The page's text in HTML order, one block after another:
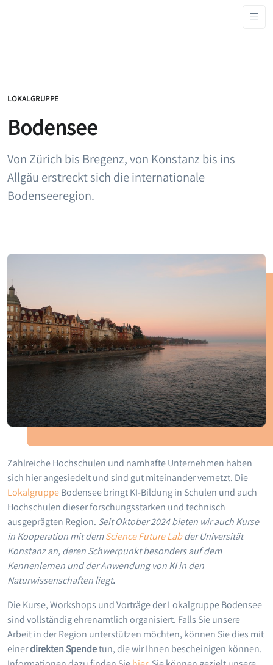
LOKALGRUPPE
Bodensee
Von Zürich bis Bregenz, von Konstanz bis ins
Allgäu erstreckt sich die internationale
Bodenseeregion.
Zahlreiche Hochschulen und namhafte Unternehmen haben
sich hier angesiedelt und sind gut miteinander vernetzt. Die
LokalgruppeBodensee bringt KI-Bildung in Schulen und auch
Hochschulen dieser forschungsstarken und technisch
ausgeprägten Region. Seit Oktober 2024 bieten wir auch Kurse
in Kooperation mit demScience Future Labder Universität
Konstanz an, deren Schwerpunkt besonders auf dem
Kennenlernen und der Anwendung von KI in den
Naturwissenschaften liegt.
Die Kurse, Workshops und Vorträge der Lokalgruppe Bodensee
sind vollständig ehrenamtlich organisiert. Falls Sie unsere
Arbeit in der Region unterstützen möchten, können Sie dies mit
einerdirekten Spendetun, die wir Ihnen bescheinigen können.